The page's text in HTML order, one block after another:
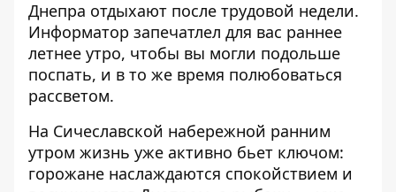
Днепра отдыхают после трудовой недели.
Информатор запечатлел для вас раннее
летнее утро, чтобы вы могли подольше
поспать, и в то же время полюбоваться
рассветом.
На Сичеславской набережной ранним
утром жизнь уже активно бьет ключом:
горожане наслаждаются спокойствием и